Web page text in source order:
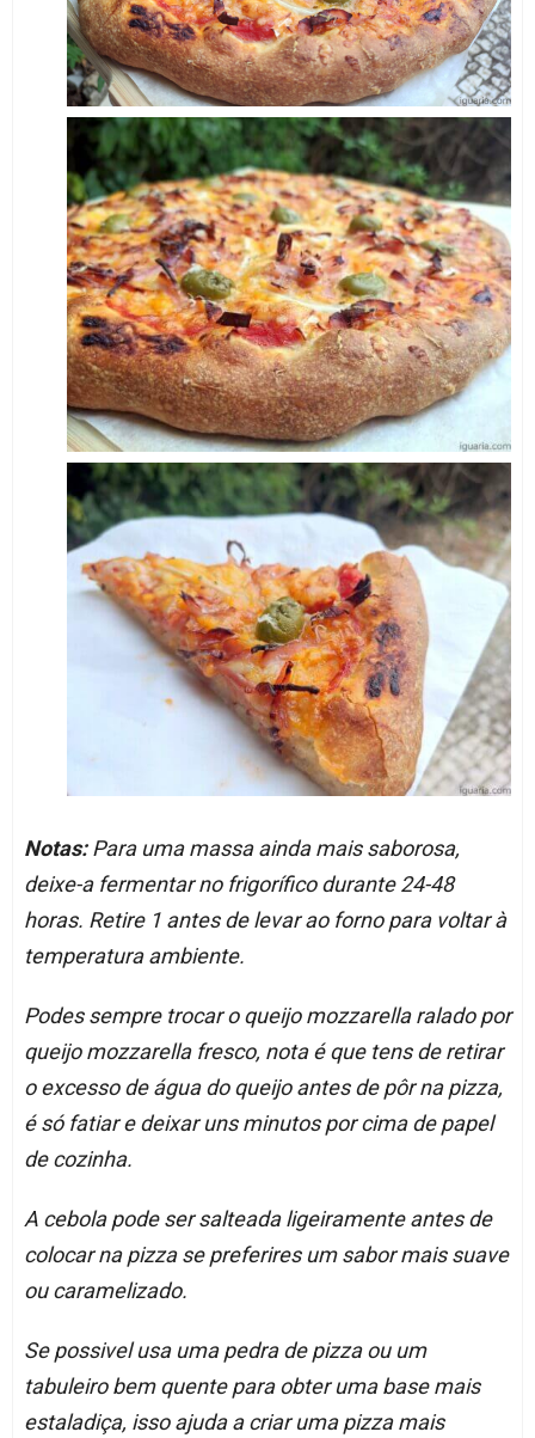
Notas:Para uma massa ainda mais saborosa,
deixe-a fermentar no frigorífico durante 24-48
horas. Retire 1 antes de levar ao forno para voltar à
temperatura ambiente.
Podes sempre trocar o queijo mozzarella ralado por
queijo mozzarella fresco, nota é que tens de retirar
o excesso de água do queijo antes de pôr na pizza,
é só fatiar e deixar uns minutos por cima de papel
de cozinha.
A cebola pode ser salteada ligeiramente antes de
colocar na pizza se preferires um sabor mais suave
ou caramelizado.
Se possivel usa uma pedra de pizza ou um
tabuleiro bem quente para obter uma base mais
estaladiça, isso ajuda a criar uma pizza mais